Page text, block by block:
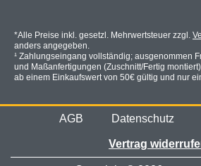
Zur Anleitung
Entdecke unsere
*Alle Preise inkl. gesetzl. Mehrwertsteuer zzgl.
anders angegeben.
¹ Zahlungseingang vollständig; ausgenommen
und Maßanfertigungen (Zuschnitt/Fertig
ab einem Einkaufswert von 50€ gültig und nur
AGB Datenschutz
Vertrag